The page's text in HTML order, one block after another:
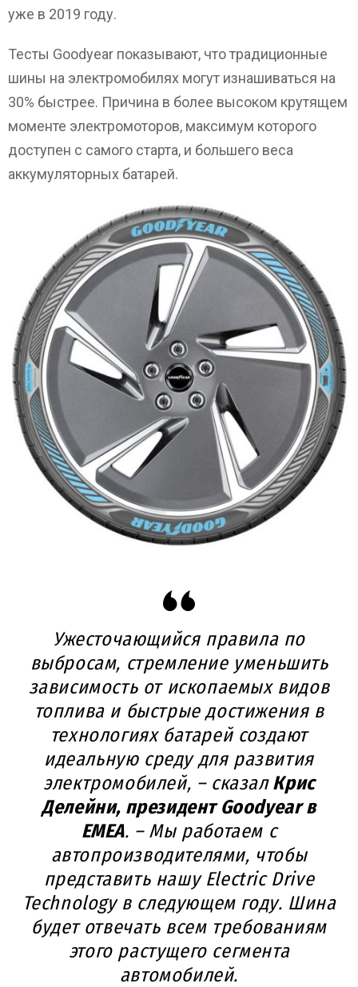
уже в 2019 году.
Тесты Goodyear показывают, что традиционные
шины на электромобилях могут изнашиваться на
30% быстрее. Причина в более высоком крутящем
моменте электромоторов, максимум которого
доступен с самого старта, и большего веса
аккумуляторных батарей.
Ужесточающийся правила по
выбросам, стремление уменьшить
зависимость от ископаемых видов
топлива и быстрые достижения в
технологиях батарей создают
идеальную среду для развития
электромобилей, – сказалКрис
Делейни, президент Goodyear в
EMEA. – Мы работаем с
автопроизводителями, чтобы
представить нашу Electric Drive
Technology в следующем году. Шина
будет отвечать всем требованиям
этого растущего сегмента
автомобилей.